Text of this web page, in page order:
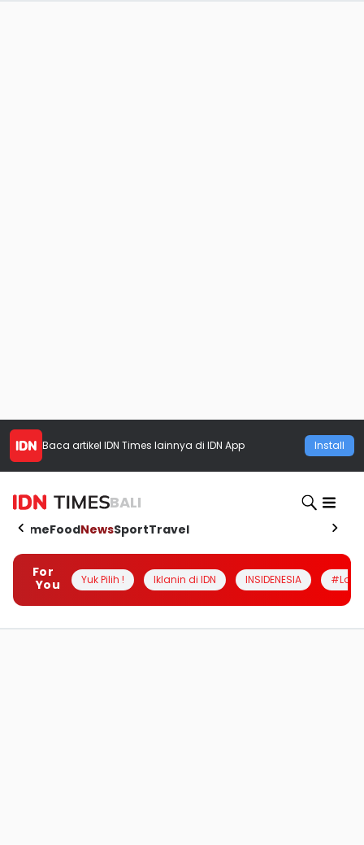
Baca artikel IDN Times lainnya di IDN App Install
BALI
HomeFoodNewsSportTravel
For
You
Yuk Pilih ! Iklanin di IDN INSIDENESIA